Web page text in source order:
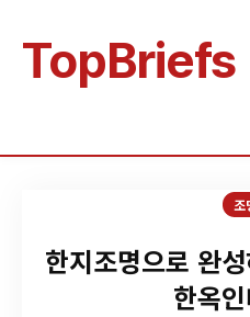
TopBriefs
조
한지조명으로 완
한옥